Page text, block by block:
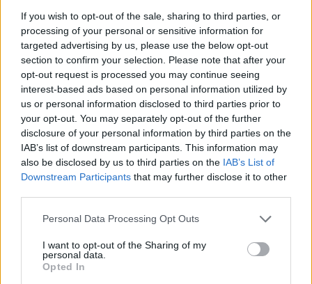
If you wish to opt-out of the sale, sharing to third parties, or
processing of your personal or sensitive information for
targeted advertising by us, please use the below opt-out
section to confirm your selection. Please note that after your
opt-out request is processed you may continue seeing
interest-based ads based on personal information utilized by
us or personal information disclosed to third parties prior to
your opt-out. You may separately opt-out of the further
disclosure of your personal information by third parties on the
IAB’s list of downstream participants. This information may
also be disclosed by us to third parties on the IAB’s List of
Downstream Participants that may further disclose it to other
Personal Data Processing Opt Outs
I want to opt-out of the Sharing of my
personal data.
Opted In
Περισσότερα από το
ΕΣΠΑ: Επιδότηση 60% για
επιχειρήσεις του Νοτίου Αιγαίου
– Επενδύσεις έως 400.000 ευρώ
24/07/26| 15:16
στον Όμιλο Πλακεντία
14/07/26|15:59